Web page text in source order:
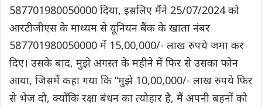
587701980050000 दिया, इसलिए मैंने 25/07/2024 को
आरटीजीएस के माध्यम से यूनियन बैंक के खाता नंबर
587701980050000 में 15,00,000/- लाख रुपये जमा कर
दिए। उसके बाद, मुझे अगस्त के महीने में फिर से उसका फोन
आया, जिसमें कहा गया कि “मुझे 10,00,000/- लाख रुपये फिर
से भेज दो, क्योंकि रक्षा बंधन का त्योहार है, मैं अपनी बहनों को